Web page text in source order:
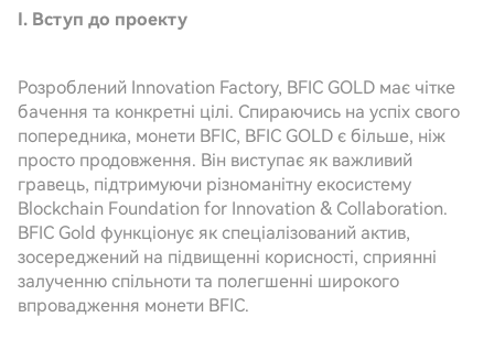
I. Вступ до проекту
Розроблений Innovation Factory, BFIC GOLD має чітке
бачення та конкретні цілі. Спираючись на успіх свого
попередника, монети BFIC, BFIC GOLD є більше, ніж
просто продовження. Він виступає як важливий
гравець, підтримуючи різноманітну екосистему
Blockchain Foundation for Innovation & Collaboration.
BFIC Gold функціонує як спеціалізований актив,
зосереджений на підвищенні корисності, сприянні
залученню спільноти та полегшенні широкого
впровадження монети BFIC.